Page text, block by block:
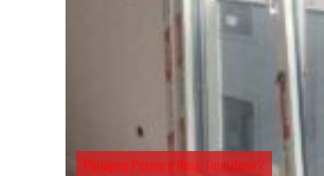
Pimapen Pencere Nasıl Temizlenir?